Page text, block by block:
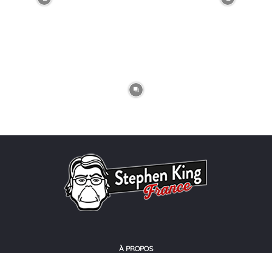
À PROPOS